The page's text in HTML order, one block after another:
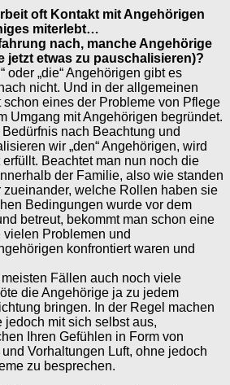
oft Kontakt mit Angehörigen
miterlebt…
nach, manche Angehörige
jetzt etwas zu pauschalisieren)?
oder „die“ Angehörigen gibt es
nicht. Und in der allgemeinen
eines der Probleme von Pflege
Umgang mit Angehörigen begründet.
nach Beachtung und
wir „den“ Angehörigen, wird
Beachtet man nun noch die
der Familie, also wie standen
welche Rollen haben sie
Bedingungen wurde vor dem
betreut, bekommt man schon eine
Problemen und
konfrontiert waren und
Fällen auch noch viele
die Angehörige ja zu jedem
bringen. In der Regel machen
mit sich selbst aus,
Ihren Gefühlen in Form von
Vorhaltungen Luft, ohne jedoch
zu besprechen.